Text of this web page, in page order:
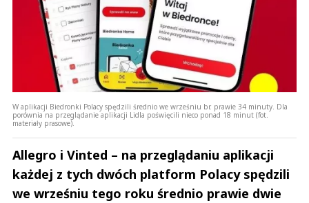
W aplikacji Biedronki Polacy spędzili średnio we wrześniu br. prawie 34 minuty. Dla
porównia na przeglądanie aplikacji Lidla poświęcili nieco ponad 18 minut (fot.
materiały prasowe).
Allegro i Vinted – na przeglądaniu aplikacji
każdej z tych dwóch platform Polacy spędzili
we wrześniu tego roku średnio prawie dwie